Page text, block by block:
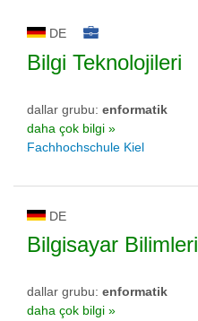
akademik unvan
okul statüsü
DE
Bilgi Teknolojileri
dallar grubu: enformatik
daha çok bilgi »
Fachhochschule Kiel
DE
Bilgisayar Bilimleri
dallar grubu: enformatik
daha çok bilgi »